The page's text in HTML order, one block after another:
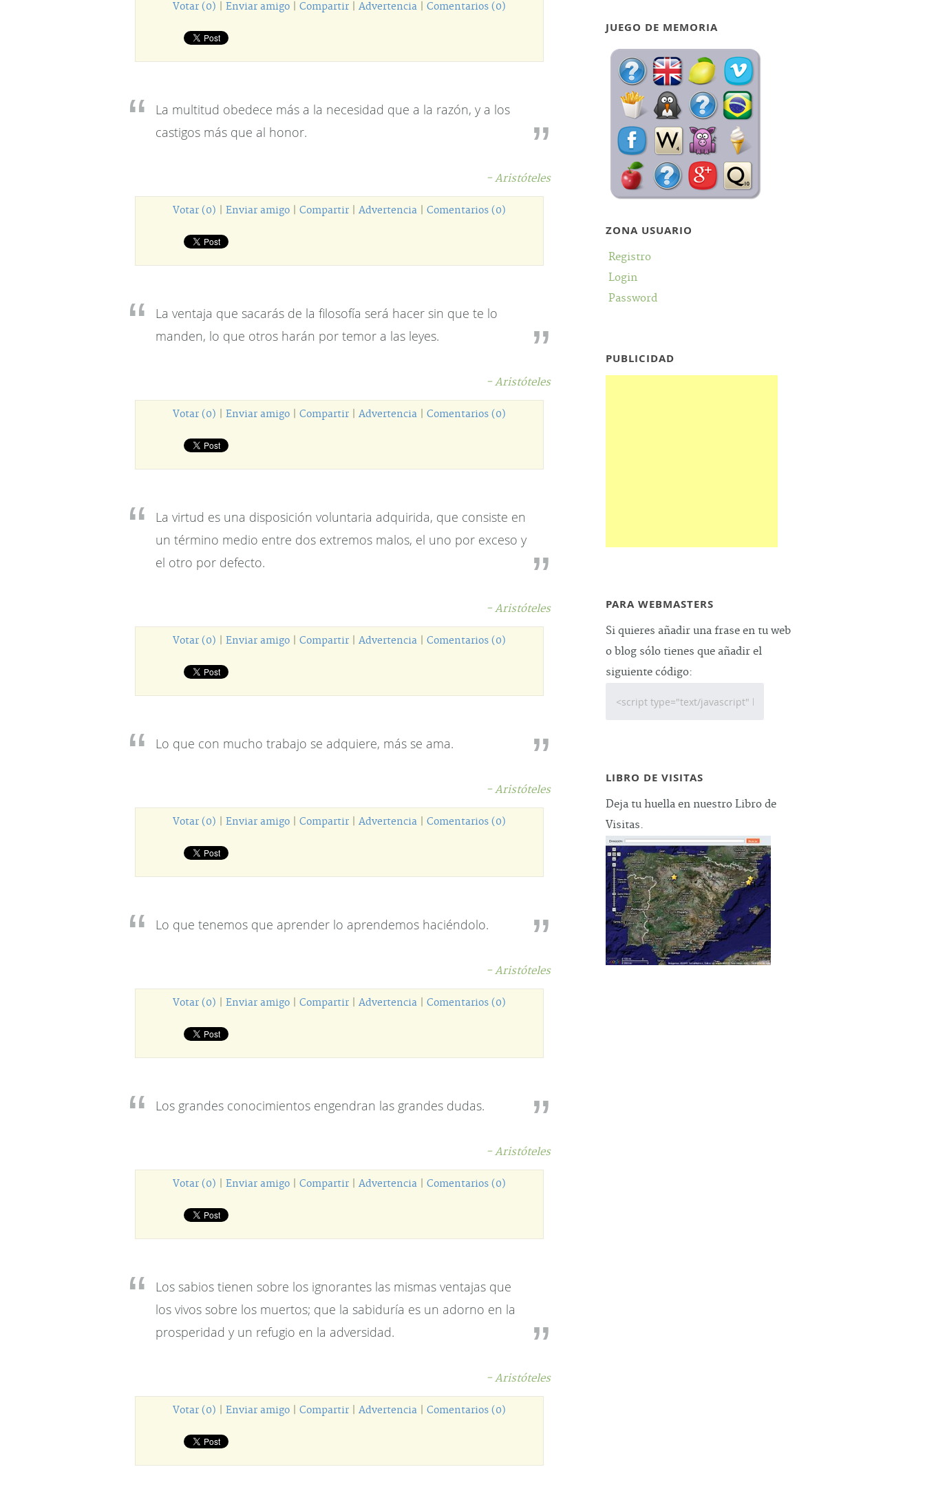
Votar (0) Enviar amigo Compartir Advertencia Comentarios (0)
La multitud obedece más a la necesidad que a la razón, y a los
castigos más que al honor.
- Aristóteles
Votar (0) Enviar amigo Compartir Advertencia Comentarios (0)
La ventaja que sacarás de la filosofía será hacer sin que te lo
manden, lo que otros harán por temor a las leyes.
- Aristóteles
Votar (0) Enviar amigo Compartir Advertencia Comentarios (0)
La virtud es una disposición voluntaria adquirida, que consiste en
un término medio entre dos extremos malos, el uno por exceso y
el otro por defecto.
- Aristóteles
Votar (0) Enviar amigo Compartir Advertencia Comentarios (0)
Lo que con mucho trabajo se adquiere, más se ama.
- Aristóteles
Votar (0) Enviar amigo Compartir Advertencia Comentarios (0)
Lo que tenemos que aprender lo aprendemos haciéndolo.
- Aristóteles
Votar (0) Enviar amigo Compartir Advertencia Comentarios (0)
Los grandes conocimientos engendran las grandes dudas.
- Aristóteles
Votar (0) Enviar amigo Compartir Advertencia Comentarios (0)
Los sabios tienen sobre los ignorantes las mismas ventajas que
los vivos sobre los muertos; que la sabiduría es un adorno en la
prosperidad y un refugio en la adversidad.
- Aristóteles
Votar (0) Enviar amigo Compartir Advertencia Comentarios (0)
JUEGO DE MEMORIA
ZONA USUARIO
Registro
Login
Password
PUBLICIDAD
PARA WEBMASTERS
Si quieres añadir una frase en tu web
o blog sólo tienes que añadir el
siguiente código:
LIBRO DE VISITAS
Deja tu huella en nuestro Libro de
Visitas.